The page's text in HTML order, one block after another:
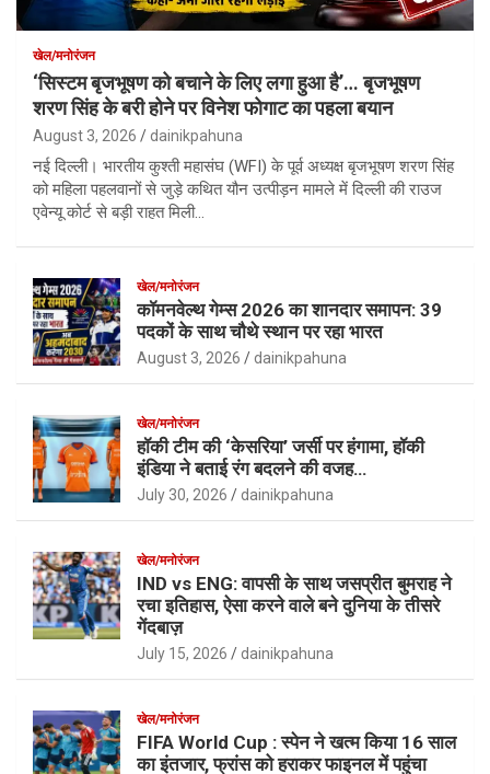
खेल/मनोरंजन
‘सिस्टम बृजभूषण को बचाने के लिए लगा हुआ है’… बृजभूषण
शरण सिंह के बरी होने पर विनेश फोगाट का पहला बयान
August 3, 2026 dainikpahuna
नई दिल्ली। भारतीय कुश्ती महासंघ (WFI) के पूर्व अध्यक्ष बृजभूषण शरण सिंह
को महिला पहलवानों से जुड़े कथित यौन उत्पीड़न मामले में दिल्ली की राउज
एवेन्यू कोर्ट से बड़ी राहत मिली…
खेल/मनोरंजन
कॉमनवेल्थ गेम्स 2026 का शानदार समापन: 39
पदकों के साथ चौथे स्थान पर रहा भारत
August 3, 2026 dainikpahuna
खेल/मनोरंजन
हॉकी टीम की ‘केसरिया’ जर्सी पर हंगामा, हॉकी
इंडिया ने बताई रंग बदलने की वजह…
July 30, 2026 dainikpahuna
खेल/मनोरंजन
IND vs ENG: वापसी के साथ जसप्रीत बुमराह ने
रचा इतिहास, ऐसा करने वाले बने दुनिया के तीसरे
गेंदबाज़
July 15, 2026 dainikpahuna
खेल/मनोरंजन
FIFA World Cup : स्पेन ने खत्म किया 16 साल
का इंतजार, फ्रांस को हराकर फाइनल में पहुंचा